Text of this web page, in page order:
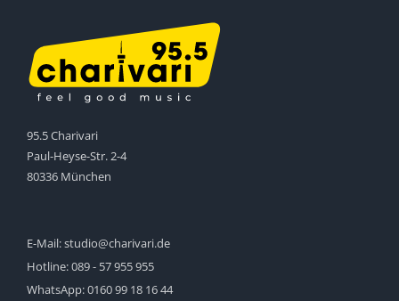
95.5 Charivari
Paul-Heyse-Str. 2-4
80336 München
E-Mail:studio@charivari.de
Hotline:089 - 57 955 955
WhatsApp:0160 99 18 16 44